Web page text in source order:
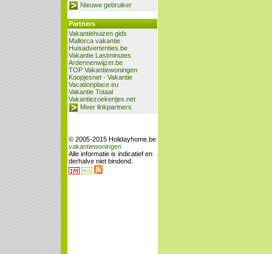
Nieuwe gebruiker
Partners
Vakantiehuizen gids
Mallorca vakantie
Huisadvertenties.be
Vakantie Lastminutes
Ardennenwijzer.be
TOP Vakantiewoningen
Koopjesnet - Vakantie
Vacationplace.eu
Vakantie Totaal
Vakantiezoekertjes.net
Meer linkpartners
© 2005-2015 Holidayhome.be
vakantiewoningen
Alle informatie is indicatief en
derhalve niet bindend.